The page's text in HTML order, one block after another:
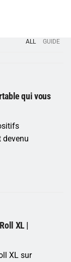
ALL GUIDE
qui vous
devenu
XL |
XL sur